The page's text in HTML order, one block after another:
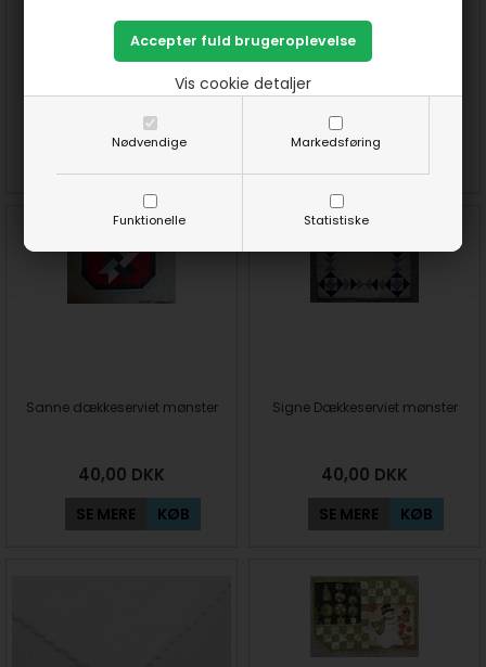
Nødvendige Markedsføring
Funktionelle Statistiske
Vis cookie detaljer
Hillary Dækkeserviet mønster
DKK
Runa Hjerte Dækkeserviet
40,00
Sanne dækkeserviet mønster
40,00 DKK
SE MERE KØB
Signe Dækkeserviet mønster
40,00 DKK
SE MERE KØB